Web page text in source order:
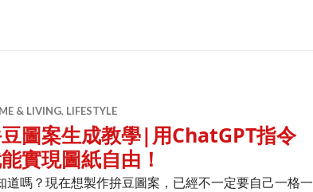
& LIVING, LIFESTYLE
圖案生成教學|用ChatGPT指令
實現圖紙自由！
道嗎？現在想製作拚豆圖案，已經不一定要自己一格一